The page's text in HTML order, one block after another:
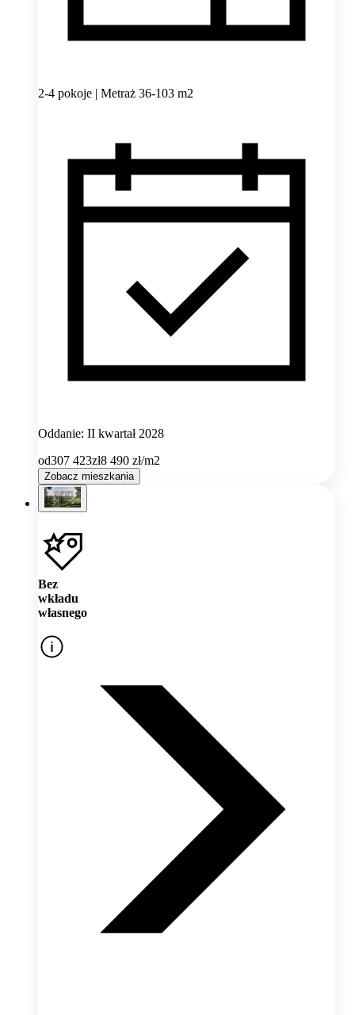
2-4 pokoje | Metraż 36-103 m2
Oddanie: II kwartał 2028
od307 423zł8 490 zł/m2
Zobacz mieszkania
Bez
wkładu
własnego